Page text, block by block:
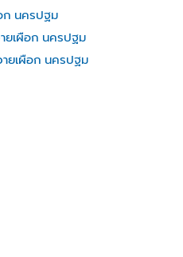
ก นครปฐม
ายเผือก นครปฐม
ยเผือก นครปฐม